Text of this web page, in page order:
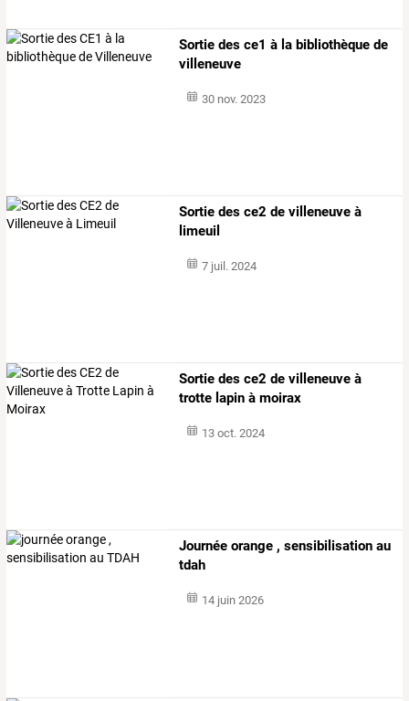
Sortie des ce1 à la bibliothèque de
villeneuve
30 nov. 2023
Sortie des ce2 de villeneuve à
limeuil
7 juil. 2024
Sortie des ce2 de villeneuve à
trotte lapin à moirax
13 oct. 2024
Journée orange , sensibilisation au
tdah
14 juin 2026